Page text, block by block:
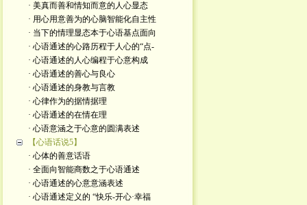
· 美真而善和情知而意的人心显态
· 用心用意善为的心脑智能化自主性
· 当下的情理显态本于心语基点面向
· 心语通述的心路历程于人心的“点-
· 心语通述的人心编程于心意构成
· 心语通述的善心与良心
· 心语通述的身教与言教
· 心律作为的据情据理
· 心语通述的在情在理
· 心语意涵之于心意的圆满表述
【心语话说5】
· 心体的善意话语
· 全面向智能商数之于心语通述
· 心语通述的心意意涵表述
· 心语通述定义的 “快乐-开心·幸福